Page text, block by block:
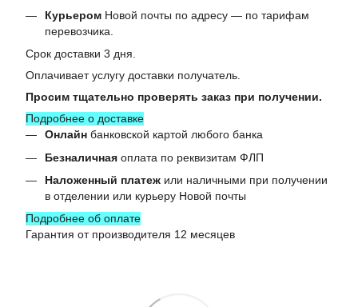
Курьером Новой почты по адресу — по тарифам
перевозчика.
Срок доставки 3 дня.
Оплачивает услугу доставки получатель.
Просим тщательно проверять заказ при получении.
Подробнее о доставке
Онлайн банковской картой любого банка
Безналичная оплата по реквизитам ФЛП
Наложенный платеж или наличными при получении
в отделении или курьеру Новой почты
Подробнее об оплате
Гарантия от производителя 12 месяцев